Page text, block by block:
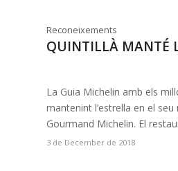
Reconeixements
QUINTILLÀ MANTÉ
La Guia Michelin amb els
mantenint l’estrella en el
Gourmand Michelin. El
3 de December de 2018